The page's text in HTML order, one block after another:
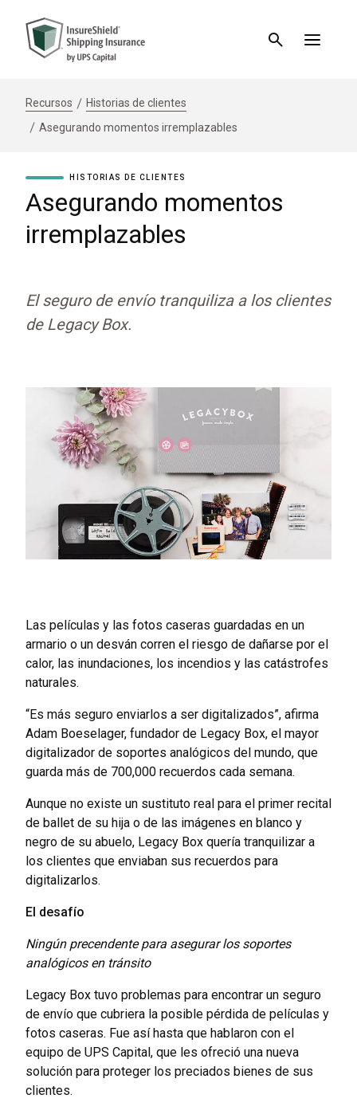
Recursos
Historias de clientes
Asegurando momentos irremplazables
HISTORIAS DE CLIENTES
Asegurando momentos
irremplazables
El seguro de envío tranquiliza a los clientes
de Legacy Box.
Las películas y las fotos caseras guardadas en un
armario o un desván corren el riesgo de dañarse por el
calor, las inundaciones, los incendios y las catástrofes
naturales.
“Es más seguro enviarlos a ser digitalizados”, afirma
Adam Boeselager, fundador de Legacy Box, el mayor
digitalizador de soportes analógicos del mundo, que
guarda más de 700,000 recuerdos cada semana.
Aunque no existe un sustituto real para el primer recital
de ballet de su hija o de las imágenes en blanco y
negro de su abuelo, Legacy Box quería tranquilizar a
los clientes que enviaban sus recuerdos para
digitalizarlos.
El desafío
Ningún precendente para asegurar los soportes
analógicos en tránsito
Legacy Box tuvo problemas para encontrar un seguro
de envío que cubriera la posible pérdida de películas y
fotos caseras. Fue así hasta que hablaron con el
equipo de UPS Capital, que les ofreció una nueva
solución para proteger los preciados bienes de sus
clientes.